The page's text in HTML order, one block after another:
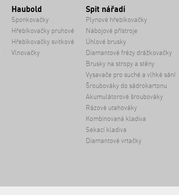
Haubold
Sponkovačky
Hřebíkovačky pruhové
Hřebíkovačky svitkové
Vlnovačky
Spit nářadí
Plynové hřebíkovačky
Nábojové přístroje
Úhlové brusky
Diamantové frézy drážkovačky
Brusky na stropy a stěny
Vysavače pro suché a vlhké sání
Šroubováky do sádrokartonu
Akumulátorové šroubováky
Rázové utahováky
Kombinovaná kladiva
Sekací kladiva
Diamantové vrtačky